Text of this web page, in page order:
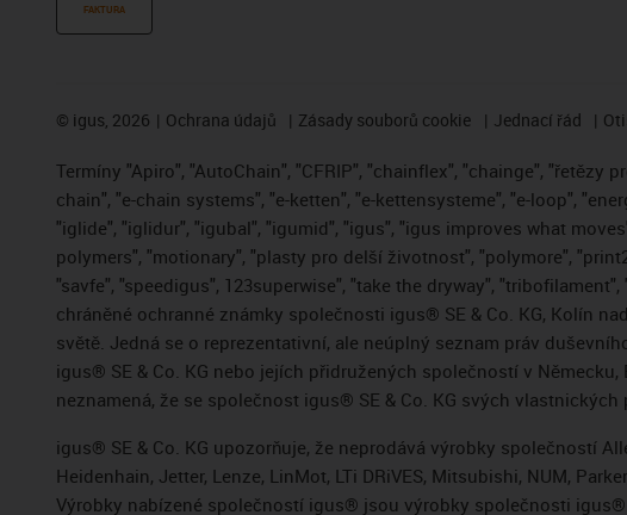
FAKTURA
© igus, 2026 Ochrana údajů Zásady souborů cookie Jednací řád
Termíny "Apiro", "AutoChain", "CFRIP", "chainflex", "chainge", "řetězy
chain", "e-chain systems", "e-ketten", "e-kettensysteme", "e-loop",
"iglide", "iglidur", "igubal", "igumid", "igus", "igus improves what
polymers", "motionary", "plasty pro delší životnost", "polymore",
"savfe", "speedigus", 123superwise", "take the dryway",
chráněné ochranné známky společnosti igus® SE & Co. KG, Kolín
světě. Jedná se o reprezentativní, ale neúplný seznam práv
igus® SE & Co. KG nebo jejích přidružených společností v
neznamená, že se společnost igus® SE & Co. KG svých vlastnických
igus® SE & Co. KG upozorňuje, že neprodává výrobky společností
Heidenhain, Jetter, Lenze, LinMot, LTi DRiVES, Mitsubishi, NUM,
Výrobky nabízené společností igus® jsou výrobky společnosti igus®